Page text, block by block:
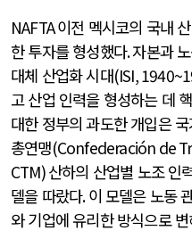
NAFTA이전 멕시코의 국내
한 투자를 형성했다.자본과
대체 산업화 시대(ISI,
고 산업 인력을 형성하는 데
대한 정부의 과도한 개입은
총연맹(Confederación de
CTM)산하의 산업별 노조 인
델을 따랐다.이 모델은 노동
와 기업에 유리한 방식으로